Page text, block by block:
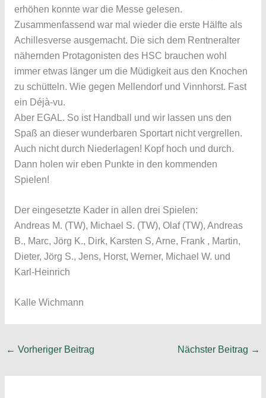
erhöhen konnte war die Messe gelesen.
Zusammenfassend war mal wieder die erste Hälfte als
Achillesverse ausgemacht. Die sich dem Rentneralter
nähernden Protagonisten des HSC brauchen wohl
immer etwas länger um die Müdigkeit aus den Knochen
zu schütteln. Wie gegen Mellendorf und Vinnhorst. Fast
ein Déjà-vu.
Aber EGAL. So ist Handball und wir lassen uns den
Spaß an dieser wunderbaren Sportart nicht vergrellen.
Auch nicht durch Niederlagen! Kopf hoch und durch.
Dann holen wir eben Punkte in den kommenden
Spielen!
Der eingesetzte Kader in allen drei Spielen:
Andreas M. (TW), Michael S. (TW), Olaf (TW), Andreas
B., Marc, Jörg K., Dirk, Karsten S, Arne, Frank , Martin,
Dieter, Jörg S., Jens, Horst, Werner, Michael W. und
Karl-Heinrich
Kalle Wichmann
← Vorheriger Beitrag Nächster Beitrag →